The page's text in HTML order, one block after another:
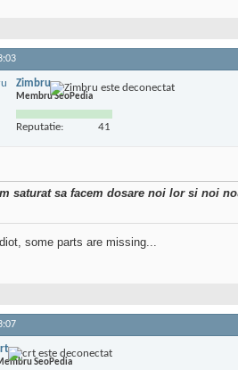
Zimbru
Membru SeoPedia
Reputatie: 41
saturat sa facem dosare noi lor si noi
some parts are missing...
SeoPedia